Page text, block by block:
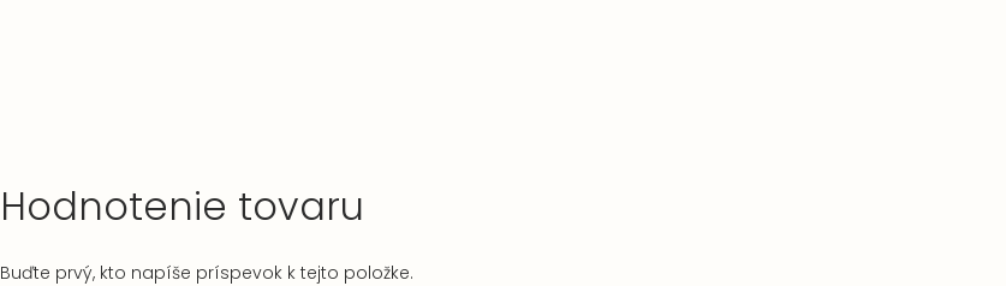
Hodnotenie tovaru
Buďte prvý, kto napíše príspevok k tejto položke.